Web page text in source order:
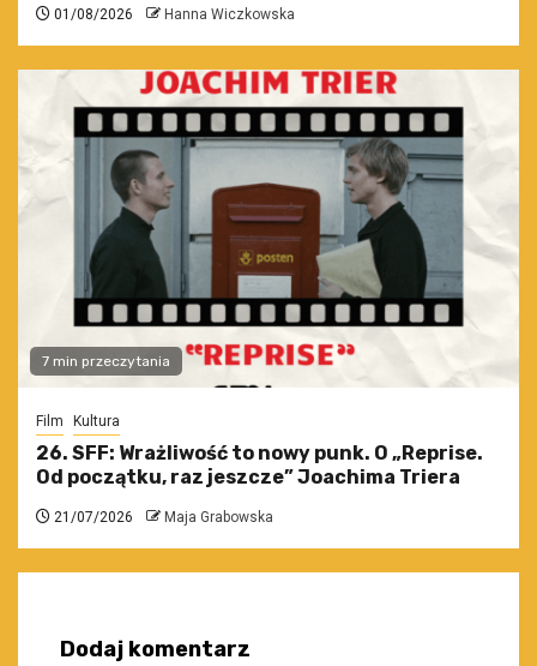
01/08/2026 Hanna Wiczkowska
7 min przeczytania
Film Kultura
26. SFF: Wrażliwość to nowy punk. O „Reprise.
Od początku, raz jeszcze” Joachima Triera
21/07/2026 Maja Grabowska
Dodaj komentarz